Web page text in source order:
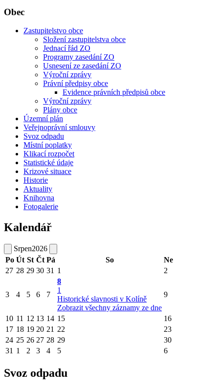
Obec
Zastupitelstvo obce
Složení zastupitelstva obce
Jednací řád ZO
Programy zasedání ZO
Usnesení ze zasedání ZO
Výroční zprávy
Právní předpisy obce
Evidence právních předpisů obce
Výroční zprávy
Plány obce
Územní plán
Veřejnoprávní smlouvy
Svoz odpadu
Místní poplatky
Klikací rozpočet
Statistické údaje
Krizové situace
Historie
Aktuality
Knihovna
Fotogalerie
Kalendář
Srpen2026
Po Út St Čt Pá So
Ne
27 28 29 30 31 1 2
3 4 5 6 7
8
1
Historické slavnosti v Kolíně
Zobrazit všechny záznamy ze dne
9
10 11 12 13 14 15
16
17 18 19 20 21 22
23
24 25 26 27 28 29
30
31 1 2 3 4 5 6
Svoz odpadu